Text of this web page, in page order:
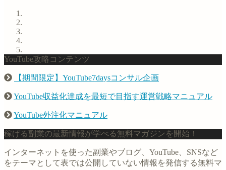
YouTube攻略コンテンツ
【期間限定】YouTube7daysコンサル企画
YouTube収益化達成を最短で目指す運営戦略マニュアル
YouTube外注化マニュアル
稼げる副業の最新情報が学べる無料マガジンを開始！
インターネットを使った副業やブログ、YouTube、SNSなど
をテーマとして表では公開していない情報を発信する無料マ